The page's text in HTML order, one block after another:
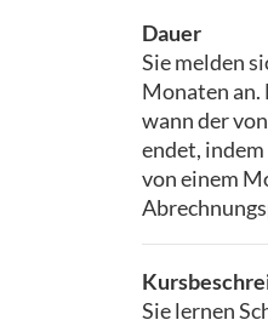
Dauer
Sie melden
Monaten an.
wann der
endet,
von einem
Sie lernen